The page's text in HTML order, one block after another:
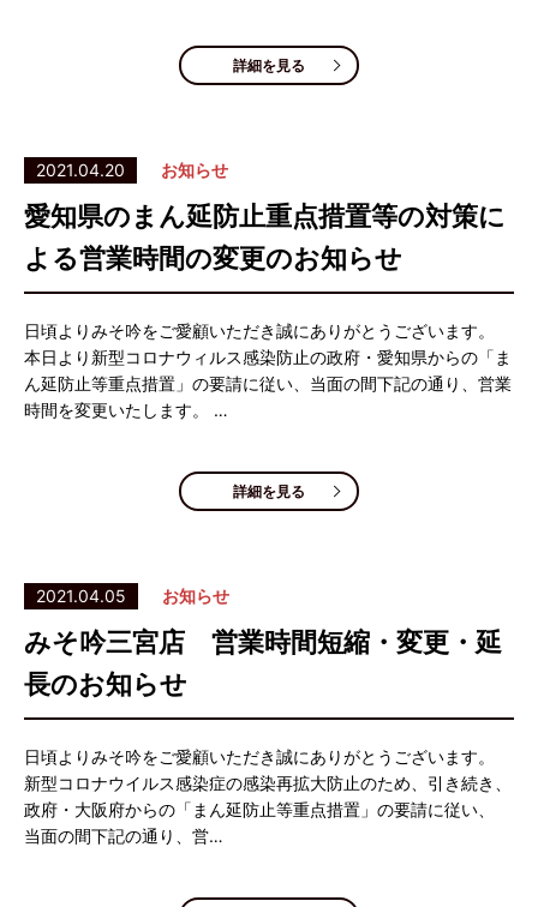
詳細を見る
2021.04.20 お知らせ
愛知県のまん延防止重点措置等の対策に
よる営業時間の変更のお知らせ
日頃よりみそ吟をご愛顧いただき誠にありがとうございます。
本日より新型コロナウィルス感染防止の政府・愛知県からの「ま
ん延防止等重点措置」の要請に従い、当面の間下記の通り、営業
時間を変更いたします。 …
詳細を見る
2021.04.05 お知らせ
みそ吟三宮店 営業時間短縮・変更・延
長のお知らせ
日頃よりみそ吟をご愛顧いただき誠にありがとうございます。
新型コロナウイルス感染症の感染再拡大防止のため、引き続き、
政府・大阪府からの「まん延防止等重点措置」の要請に従い、
当面の間下記の通り、営…